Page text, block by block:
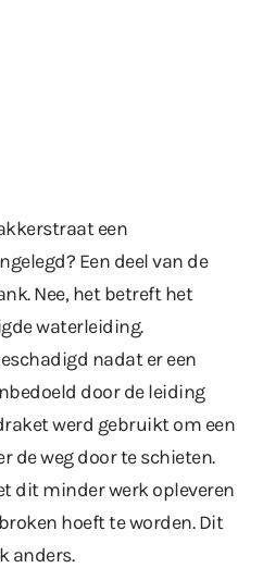
een
Een deel van de
Nee, het betreft het
waterleiding.
nadat er een
door de leiding
werd gebruikt om een
de weg door te schieten.
dit minder werk opleveren
hoeft te worden. Dit
anders.